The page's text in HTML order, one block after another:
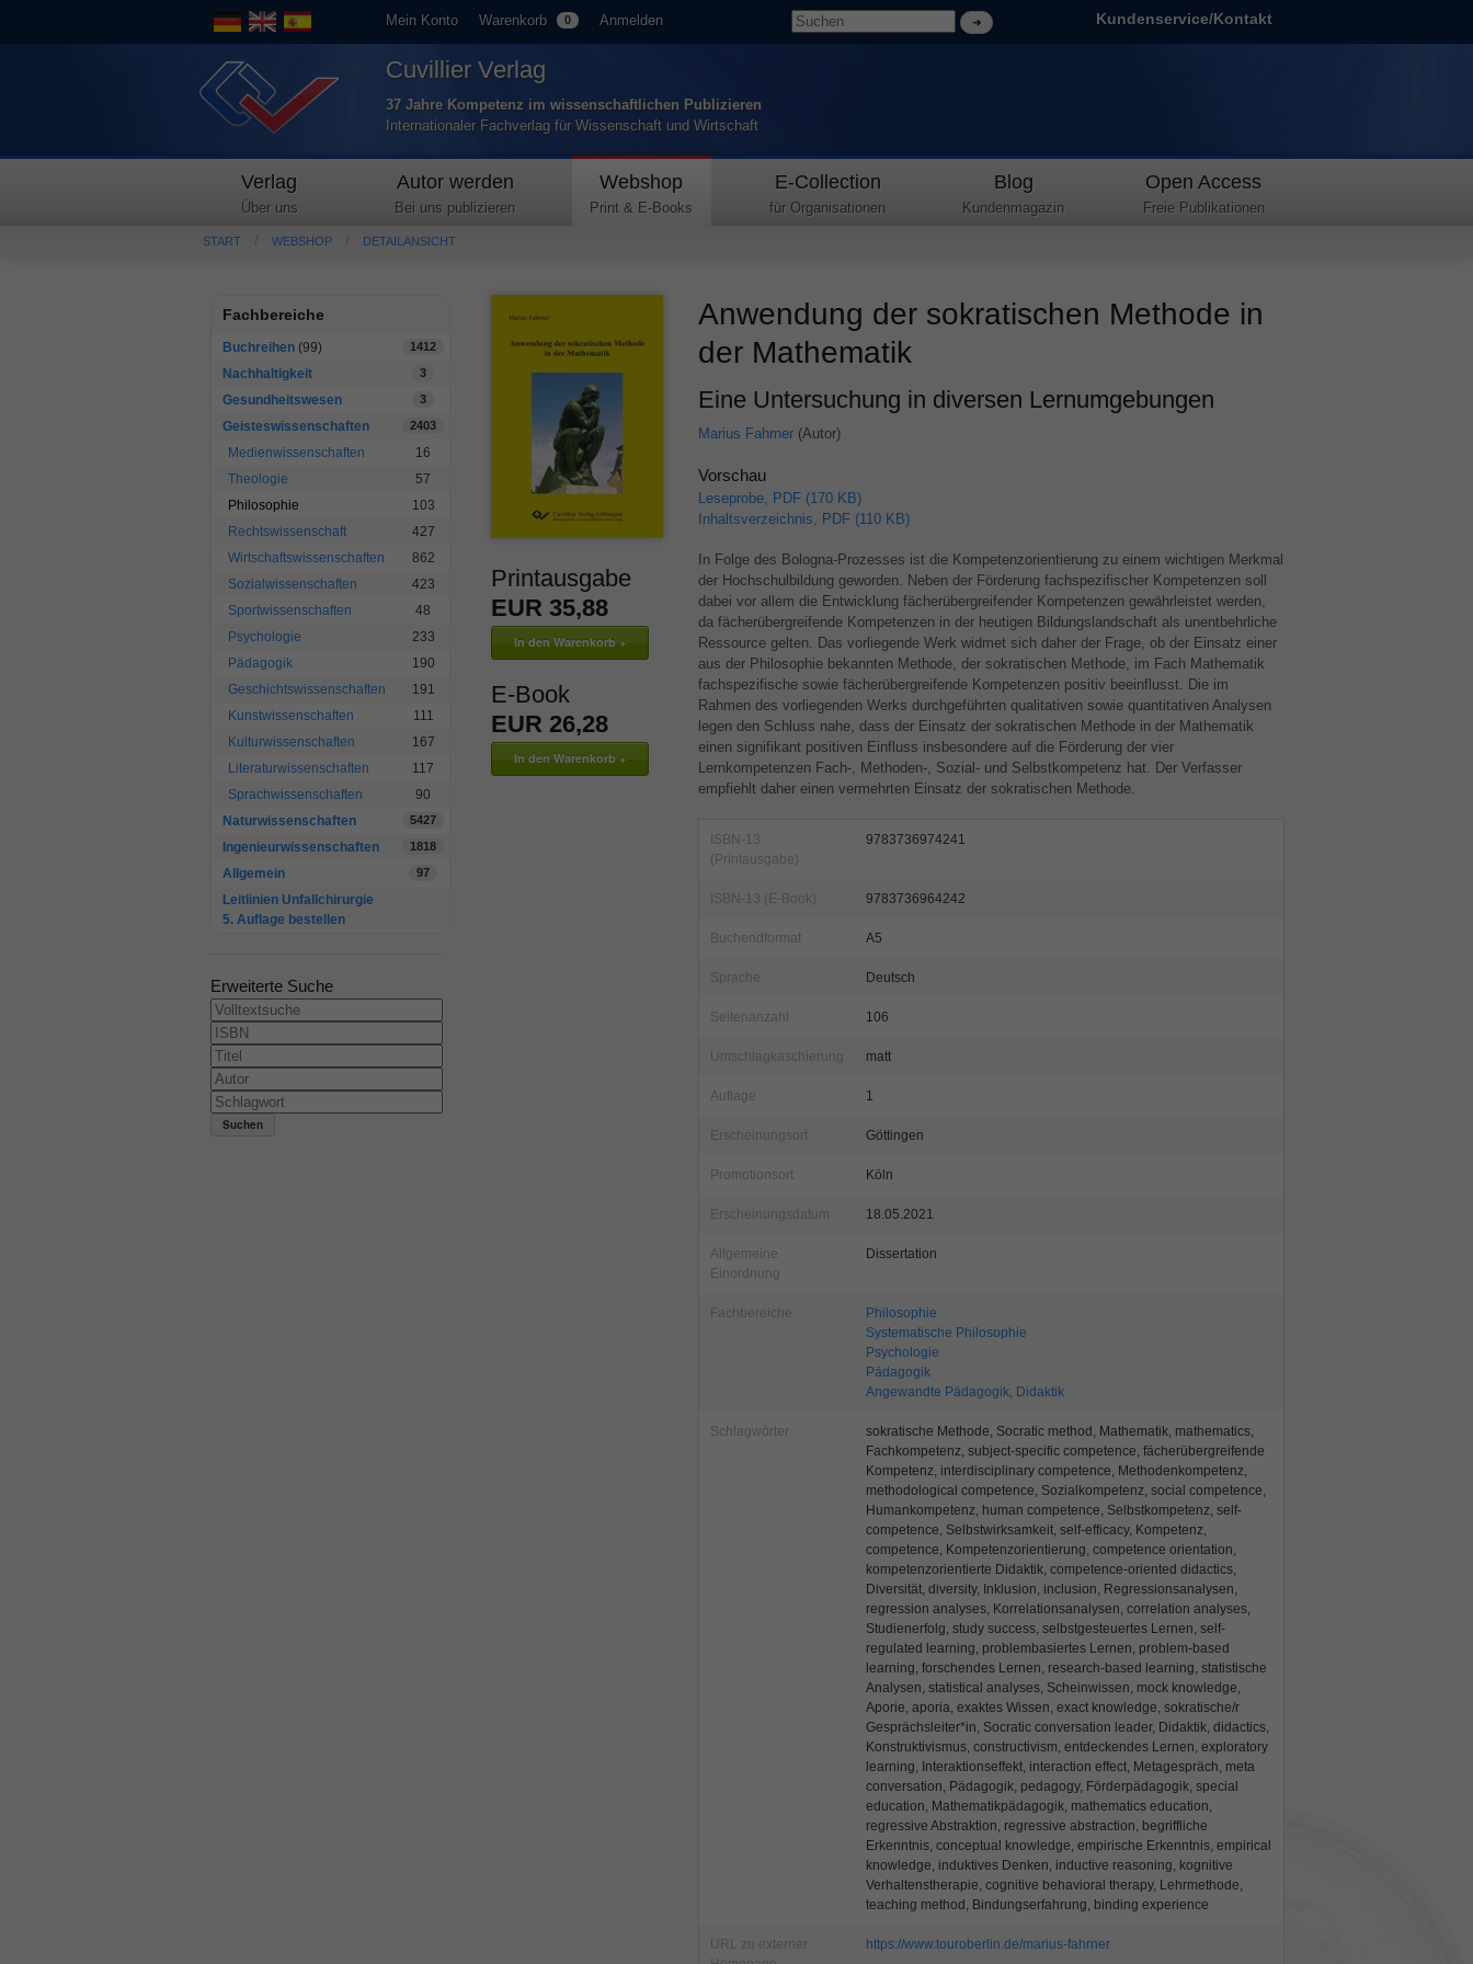
Mein Konto Warenkorb 0 Anmelden Kundenservice/Kontakt
Cuvillier Verlag
37 Jahre Kompetenz im wissenschaftlichen Publizieren
Internationaler Fachverlag für Wissenschaft und Wirtschaft
Verlag
Über uns
Autor werden
Bei uns publizieren
Webshop
Print & E-Books
E-Collection
für Organisationen
Blog
Kundenmagazin
Open Access
Freie Publikationen
START WEBSHOP DETAILANSICHT
Fachbereiche
Buchreihen (99) 1412
Nachhaltigkeit 3
Gesundheitswesen 3
Geisteswissenschaften 2403
Medienwissenschaften
16
Theologie
57
Philosophie
103
Rechtswissenschaft
427
Wirtschaftswissenschaften
862
Sozialwissenschaften
423
Sportwissenschaften
48
Psychologie
233
Pädagogik
190
Geschichtswissenschaften
191
Kunstwissenschaften
111
Kulturwissenschaften
167
Literaturwissenschaften
117
Sprachwissenschaften
90
Naturwissenschaften
5427
Ingenieurwissenschaften 1818
Allgemein 97
Leitlinien Unfallchirurgie
5. Auflage bestellen
Erweiterte Suche
Printausgabe
EUR 35,88
E-Book
EUR 26,28
Anwendung der sokratischen Methode in
der Mathematik
Eine Untersuchung in diversen Lernumgebungen
Marius Fahrner(Autor)
Vorschau
Leseprobe, PDF (170 KB)
Inhaltsverzeichnis, PDF (110 KB)
In Folge des Bologna-Prozesses ist die Kompetenzorientierung zu einem wichtigen Merkmal
der Hochschulbildung geworden. Neben der Förderung fachspezifischer Kompetenzen soll
dabei vor allem die Entwicklung fächerübergreifender Kompetenzen gewährleistet werden,
da fächerübergreifende Kompetenzen in der heutigen Bildungslandschaft als unentbehrliche
Ressource gelten. Das vorliegende Werk widmet sich daher der Frage, ob der Einsatz einer
aus der Philosophie bekannten Methode, der sokratischen Methode, im Fach Mathematik
fachspezifische sowie fächerübergreifende Kompetenzen positiv beeinflusst. Die im
Rahmen des vorliegenden Werks durchgeführten qualitativen sowie quantitativen Analysen
legen den Schluss nahe, dass der Einsatz der sokratischen Methode in der Mathematik
einen signifikant positiven Einfluss insbesondere auf die Förderung der vier
Lernkompetenzen Fach-, Methoden-, Sozial- und Selbstkompetenz hat. Der Verfasser
empfiehlt daher einen vermehrten Einsatz der sokratischen Methode.
ISBN-13
(Printausgabe)
9783736974241
ISBN-13 (E-Book) 9783736964242
Buchendformat A5
Sprache Deutsch
Seitenanzahl 106
Umschlagkaschierung matt
Auflage 1
Erscheinungsort Göttingen
Promotionsort Köln
Erscheinungsdatum 18.05.2021
Allgemeine
Einordnung
Dissertation
Fachbereiche
Philosophie
Systematische Philosophie
Psychologie
Pädagogik
Angewandte Pädagogik, Didaktik
Schlagwörter
sokratische Methode, Socratic method, Mathematik, mathematics,
Fachkompetenz, subject-specific competence, fächerübergreifende
Kompetenz, interdisciplinary competence, Methodenkompetenz,
methodological competence, Sozialkompetenz, social competence,
Humankompetenz, human competence, Selbstkompetenz, self-
competence, Selbstwirksamkeit, self-efficacy, Kompetenz,
competence, Kompetenzorientierung, competence orientation,
kompetenzorientierte Didaktik, competence-oriented didactics,
Diversität, diversity, Inklusion, inclusion, Regressionsanalysen,
regression analyses, Korrelationsanalysen, correlation analyses,
Studienerfolg, study success, selbstgesteuertes Lernen, self-
regulated learning, problembasiertes Lernen, problem-based
learning, forschendes Lernen, research-based learning, statistische
Analysen, statistical analyses, Scheinwissen, mock knowledge,
Aporie, aporia, exaktes Wissen, exact knowledge, sokratische/r
Gesprächsleiter*in, Socratic conversation leader, Didaktik, didactics,
Konstruktivismus, constructivism, entdeckendes Lernen, exploratory
learning, Interaktionseffekt, interaction effect, Metagespräch, meta
conversation, Pädagogik, pedagogy, Förderpädagogik, special
education, Mathematikpädagogik, mathematics education,
regressive Abstraktion, regressive abstraction, begriffliche
Erkenntnis, conceptual knowledge, empirische Erkenntnis, empirical
knowledge, induktives Denken, inductive reasoning, kognitive
Verhaltenstherapie, cognitive behavioral therapy, Lehrmethode,
teaching method, Bindungserfahrung, binding experience
URL zu externer
https://www.touroberlin.de/marius-fahrner